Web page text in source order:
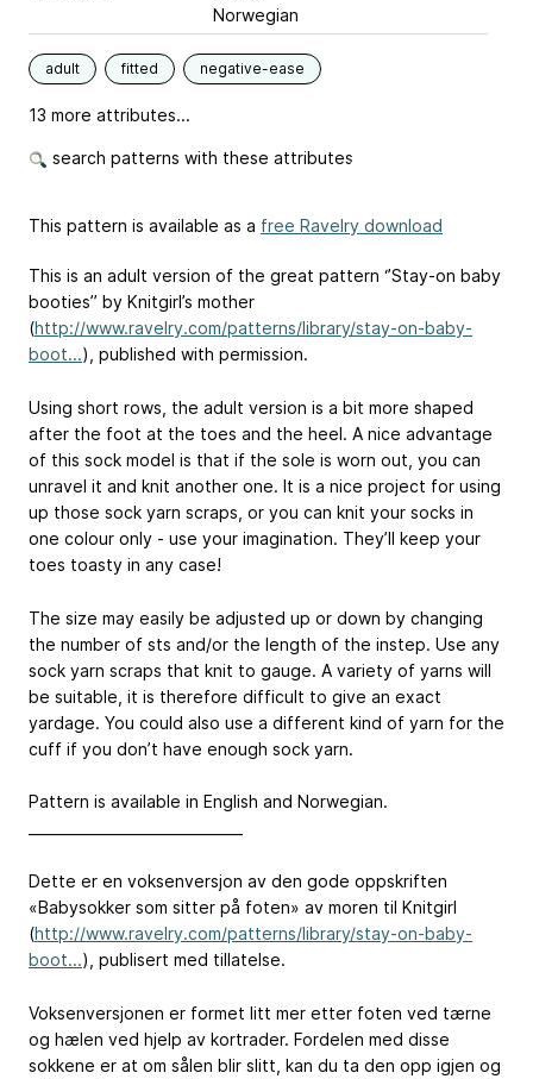
Norwegian
adult fitted negative-ease
13 more attributes...
search patterns with these attributes
This pattern is available as a free Ravelry download
This is an adult version of the great pattern ‘’Stay-on baby
booties’’ by Knitgirl’s mother
(http://www.ravelry.com/patterns/library/stay-on-baby-
boot...), published with permission.
Using short rows, the adult version is a bit more shaped
after the foot at the toes and the heel. A nice advantage
of this sock model is that if the sole is worn out, you can
unravel it and knit another one. It is a nice project for using
up those sock yarn scraps, or you can knit your socks in
one colour only - use your imagination. They’ll keep your
toes toasty in any case!
The size may easily be adjusted up or down by changing
the number of sts and/or the length of the instep. Use any
sock yarn scraps that knit to gauge. A variety of yarns will
be suitable, it is therefore difficult to give an exact
yardage. You could also use a different kind of yarn for the
cuff if you don’t have enough sock yarn.
Pattern is available in English and Norwegian.
Dette er en voksenversjon av den gode oppskriften
«Babysokker som sitter på foten» av moren til Knitgirl
(http://www.ravelry.com/patterns/library/stay-on-baby-
boot...), publisert med tillatelse.
Voksenversjonen er formet litt mer etter foten ved tærne
og hælen ved hjelp av kortrader. Fordelen med disse
sokkene er at om sålen blir slitt, kan du ta den opp igjen og